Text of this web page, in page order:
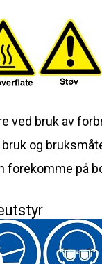
ved bruk av
og
forekomme på